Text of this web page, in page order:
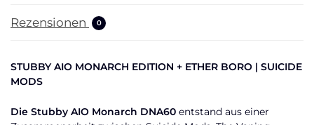
Rezensionen 0
STUBBY AIO MONARCH EDITION + ETHER BORO | SUICIDE
MODS
Die Stubby AIO Monarch DNA60 entstand aus einer